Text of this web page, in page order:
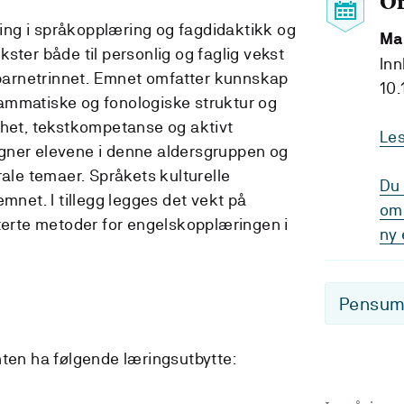
ny
i språkopplæring og fagdidaktikk og
både til personlig og faglig vekst
Emnet omfatter kunnskap
og fonologiske struktur og
tekstkompetanse og aktivt
elevene i denne aldersgruppen og
temaer. Språkets kulturelle
I tillegg legges det vekt på
metoder for engelskopplæringen i
ha følgende læringsutbytte: